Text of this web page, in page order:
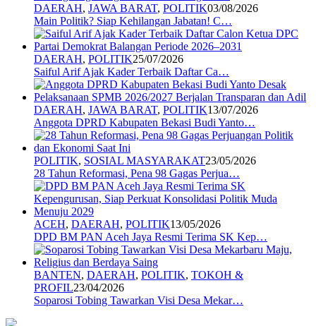
DAERAH, JAWA BARAT, POLITIK03/08/2026
Main Politik? Siap Kehilangan Jabatan! C…
DAERAH, POLITIK25/07/2026
Saiful Arif Ajak Kader Terbaik Daftar Ca…
DAERAH, JAWA BARAT, POLITIK13/07/2026
Anggota DPRD Kabupaten Bekasi Budi Yanto…
POLITIK, SOSIAL MASYARAKAT23/05/2026
28 Tahun Reformasi, Pena 98 Gagas Perjua…
ACEH, DAERAH, POLITIK13/05/2026
DPD BM PAN Aceh Jaya Resmi Terima SK Kep…
BANTEN, DAERAH, POLITIK, TOKOH &
PROFIL23/04/2026
Soparosi Tobing Tawarkan Visi Desa Mekar…